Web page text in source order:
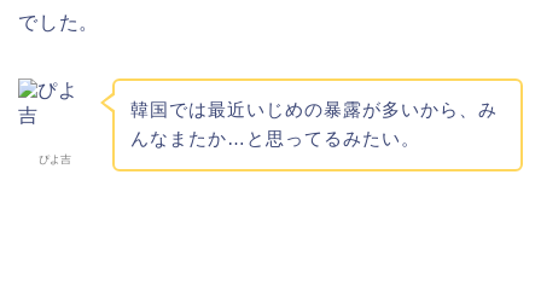
でした。
ぴよ吉
韓国では最近いじめの暴露が多いから、み
んなまたか…と思ってるみたい。